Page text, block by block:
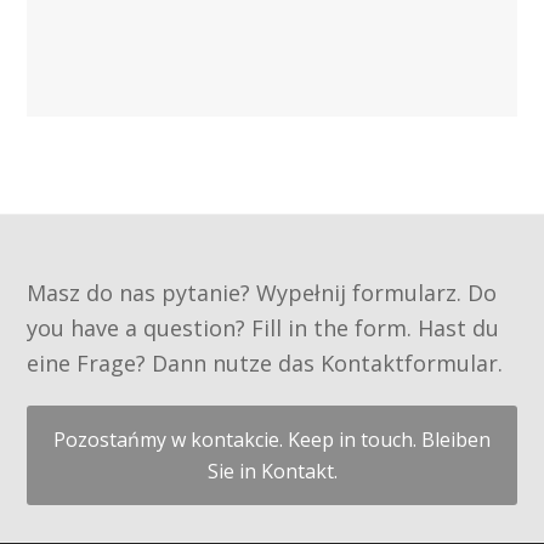
Masz do nas pytanie? Wypełnij formularz. Do
you have a question? Fill in the form. Hast du
eine Frage? Dann nutze das Kontaktformular.
Pozostańmy w kontakcie. Keep in touch. Bleiben
Sie in Kontakt.